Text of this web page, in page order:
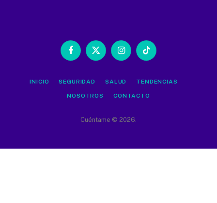
Facebook
X
InstagramTikTok
INICIO SEGURIDAD SALUD TENDENCIAS
NOSOTROS CONTACTO
Cuéntame © 2026.